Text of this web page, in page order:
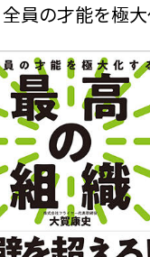
全員の才能を極